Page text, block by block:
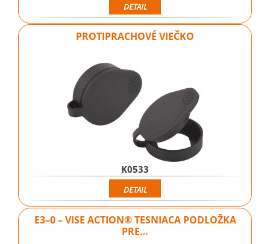
DETAIL
PROTIPRACHOVÉ VIEČKO
K0533
DETAIL
E3–0 – VISE ACTION® TESNIACA PODLOŽKA
PRE…